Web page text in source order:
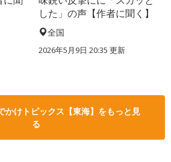
した」の声【作者に聞く】
全国
2026年5月9日 20:35 更新
かけトピックス【東海】をもっと見
る